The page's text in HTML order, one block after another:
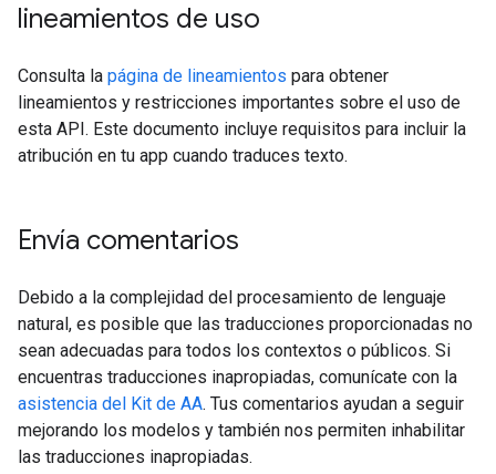
lineamientos de uso
Consulta la página de lineamientos para obtener
lineamientos y restricciones importantes sobre el uso de
esta API. Este documento incluye requisitos para incluir la
atribución en tu app cuando traduces texto.
Envía comentarios
Debido a la complejidad del procesamiento de lenguaje
natural, es posible que las traducciones proporcionadas no
sean adecuadas para todos los contextos o públicos. Si
encuentras traducciones inapropiadas, comunícate con la
asistencia del Kit de AA. Tus comentarios ayudan a seguir
mejorando los modelos y también nos permiten inhabilitar
las traducciones inapropiadas.